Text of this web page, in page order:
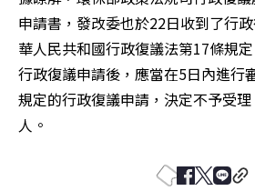
申請書，發改委也於22日收到了行
華人民共和國行政復議法第17條規
行政復議申請後，應當在5日內進行
規定的行政復議申請，決定不予受
人。